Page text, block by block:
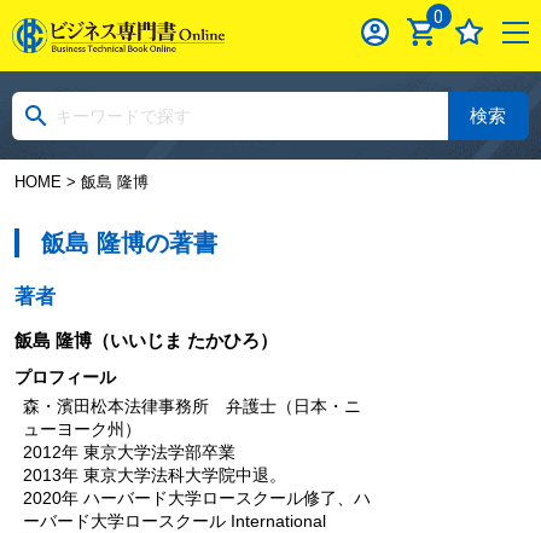
0
検索
HOME> 飯島 隆博
飯島 隆博の著書
著者
飯島 隆博（いいじま たかひろ）
プロフィール
森・濱田松本法律事務所 弁護士（日本・ニ
ューヨーク州）
2012年 東京大学法学部卒業
2013年 東京大学法科大学院中退。
2020年 ハーバード大学ロースクール修了、ハ
ーバード大学ロースクール International